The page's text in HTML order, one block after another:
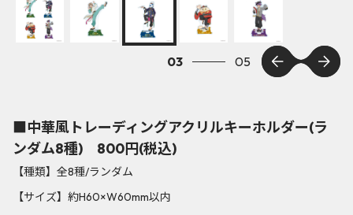
03 05
■中華風トレーディングアクリルキーホルダー(ラ
ンダム8種) 800円(税込)
【種類】全8種/ランダム
【サイズ】約H60×W60mm以内